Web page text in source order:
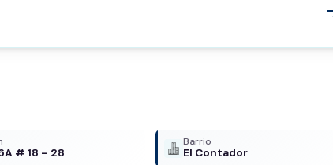
# 18 – 28
Barrio
El Contador